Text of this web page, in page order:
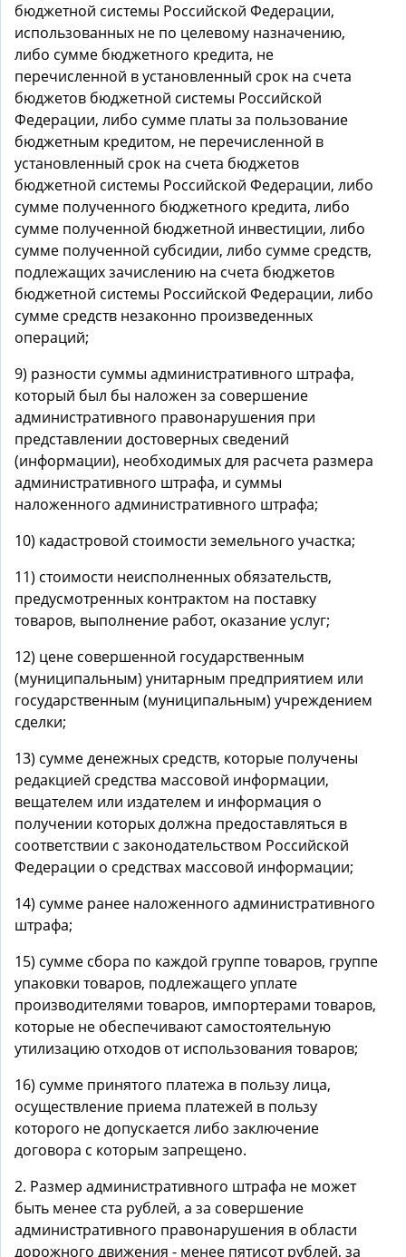
бюджетной системы Российской Федерации,
использованных не по целевому назначению,
либо сумме бюджетного кредита, не
перечисленной в установленный срок на счета
бюджетов бюджетной системы Российской
Федерации, либо сумме платы за пользование
бюджетным кредитом, не перечисленной в
установленный срок на счета бюджетов
бюджетной системы Российской Федерации, либо
сумме полученного бюджетного кредита, либо
сумме полученной бюджетной инвестиции, либо
сумме полученной субсидии, либо сумме средств,
подлежащих зачислению на счета бюджетов
бюджетной системы Российской Федерации, либо
сумме средств незаконно произведенных
операций;
9) разности суммы административного штрафа,
который был бы наложен за совершение
административного правонарушения при
представлении достоверных сведений
(информации), необходимых для расчета размера
административного штрафа, и суммы
наложенного административного штрафа;
10) кадастровой стоимости земельного участка;
11) стоимости неисполненных обязательств,
предусмотренных контрактом на поставку
товаров, выполнение работ, оказание услуг;
12) цене совершенной государственным
(муниципальным) унитарным предприятием или
государственным (муниципальным) учреждением
сделки;
13) сумме денежных средств, которые получены
редакцией средства массовой информации,
вещателем или издателем и информация о
получении которых должна предоставляться в
соответствии с законодательством Российской
Федерации о средствах массовой информации;
14) сумме ранее наложенного административного
штрафа;
15) сумме сбора по каждой группе товаров, группе
упаковки товаров, подлежащего уплате
производителями товаров, импортерами товаров,
которые не обеспечивают самостоятельную
утилизацию отходов от использования товаров;
16) сумме принятого платежа в пользу лица,
осуществление приема платежей в пользу
которого не допускается либо заключение
договора с которым запрещено.
2. Размер административного штрафа не может
быть менее ста рублей, а за совершение
административного правонарушения в области
дорожного движения - менее пятисот рублей, за